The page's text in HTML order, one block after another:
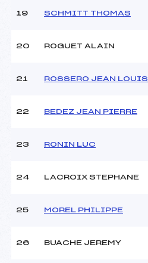
19 SCHMITT THOMAS
20 ROGUET ALAIN
21 ROSSERO JEAN LOUIS
22 BEDEZ JEAN PIERRE
23 RONIN LUC
24 LACROIX STEPHANE
25 MOREL PHILIPPE
26 BUACHE JEREMY